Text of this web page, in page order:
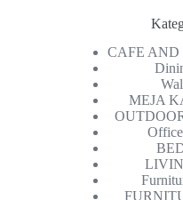
CAFE AND
MEJA